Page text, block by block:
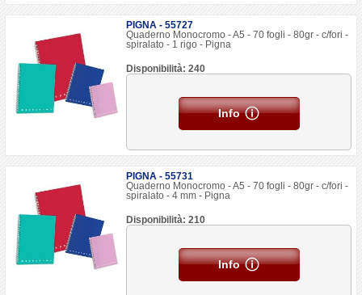
PIGNA - 55727
Quaderno Monocromo - A5 - 70 fogli - 80gr - c/fori -
spiralato - 1 rigo - Pigna
Disponibilità: 240
Info
PIGNA - 55731
Quaderno Monocromo - A5 - 70 fogli - 80gr - c/fori -
spiralato - 4 mm - Pigna
Disponibilità: 210
Info